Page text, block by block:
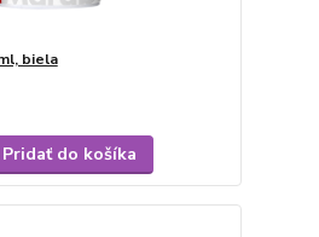
biela
Pridať do košíka